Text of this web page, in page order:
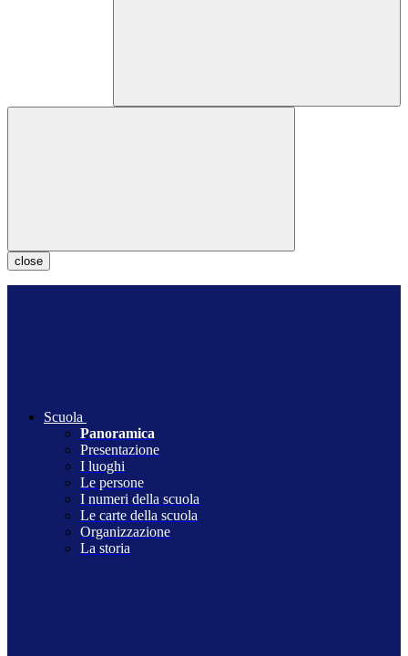
close
Scuola
Panoramica
Presentazione
I luoghi
Le persone
I numeri della scuola
Le carte della scuola
Organizzazione
La storia